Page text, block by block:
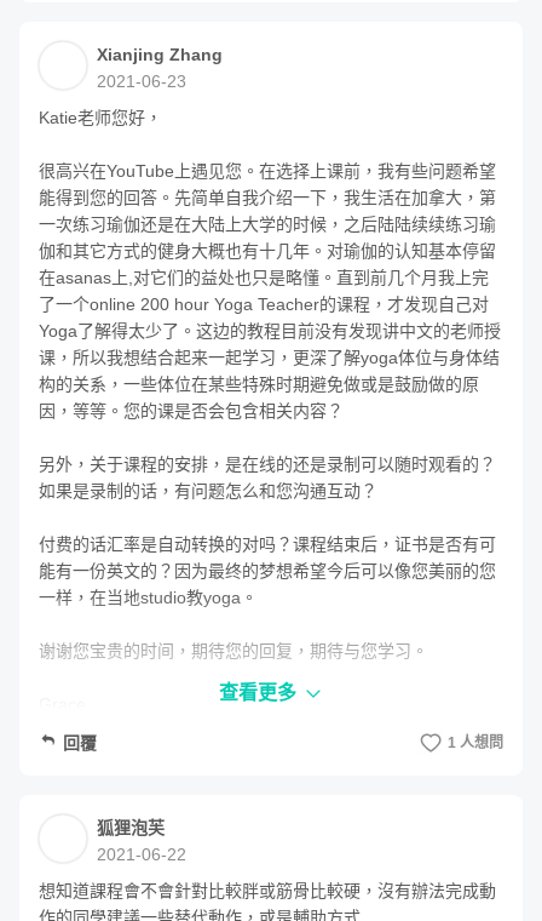
上述贈禮預計於 6/30 前寄出。
物流表單注意事項
Q1：購買後，要在哪裡填收件資訊呢？
A1：按下「馬上預購」後，將導向「付款資訊」頁面，最下方
即可填寫收件 email 及地址，請參考下方附圖。請完整填寫收
件資訊，方能獲取贈禮喲。
Q2：如何確認自己有沒有付款成功呢？
A2：完成購課流程後，請點選「網頁右上方的大頭貼」進入
「訂單記錄」頁面，於「訂單狀況」的欄位顯示「完成付款」
Xianjing Zhang
2021-06-23
Katie老师您好，
很高兴在YouTube上遇见您。在选择上课前，我有些问题希望
能得到您的回答。先简单自我介绍一下，我生活在加拿大，第
一次练习瑜伽还是在大陆上大学的时候，之后陆陆续续练习瑜
伽和其它方式的健身大概也有十几年。对瑜伽的认知基本停留
在asanas上,对它们的益处也只是略懂。直到前几个月我上完
了一个online 200 hour Yoga Teacher的课程，才发现自己对
Yoga了解得太少了。这边的教程目前没有发现讲中文的老师授
课，所以我想结合起来一起学习，更深了解yoga体位与身体结
构的关系，一些体位在某些特殊时期避免做或是鼓励做的原
因，等等。您的课是否会包含相关内容？
另外，关于课程的安排，是在线的还是录制可以随时观看的？
如果是录制的话，有问题怎么和您沟通互动？
付费的话汇率是自动转换的对吗？课程结束后，证书是否有可
能有一份英文的？因为最终的梦想希望今后可以像您美丽的您
一样，在当地studio教yoga。
谢谢您宝贵的时间，期待您的回复，期待与您学习。
請參考我們的課程單元，這門課以經絡瑜珈的概念編排，
結合日常節氣養生：
單元 1 - 春季經絡流動：肝膽經 （側腰、腿外側、鼠蹊
部）
查看更多
回覆 1 人想問
狐狸泡芙
2021-06-22
想知道課程會不會針對比較胖或筋骨比較硬，沒有辦法完成動